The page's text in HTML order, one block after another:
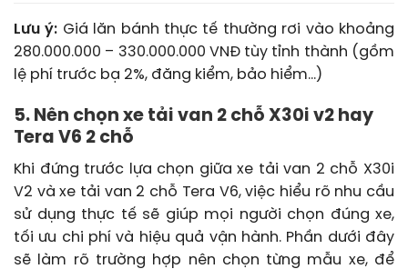
Lưu ý: Giá lăn bánh thực tế thường rơi vào khoảng
280.000.000 – 330.000.000 VNĐ tùy tỉnh thành (gồm
lệ phí trước bạ 2%, đăng kiểm, bảo hiểm…)
5. Nên chọn xe tải van 2 chỗ X30i v2 hay
Tera V6 2 chỗ
Khi đứng trước lựa chọn giữa xe tải van 2 chỗ X30i
V2 và xe tải van 2 chỗ Tera V6, việc hiểu rõ nhu cầu
sử dụng thực tế sẽ giúp mọi người chọn đúng xe,
tối ưu chi phí và hiệu quả vận hành. Phần dưới đây
sẽ làm rõ trường hợp nên chọn từng mẫu xe, để